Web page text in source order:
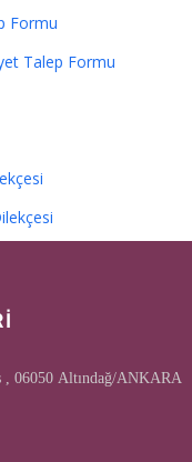
Formu
Talep Formu
, 06050 Altındağ/ANKARA